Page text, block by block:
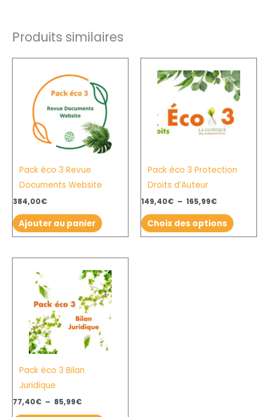
Produits similaires
Pack éco 3 Revue
Documents Website
384,00€
Ajouter au panier
Pack éco 3 Protection
Droits d’Auteur
149,40€ – 165,99€
de
prix :
149,40€
165,99€
Choix des options
produit
a
plusieurs
peuvent
la
Pack éco 3 Bilan
Juridique
77,40€ – 85,99€
de
prix :
77,40€
à
85,99€
produit
a